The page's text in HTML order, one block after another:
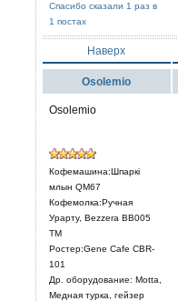
Спасибо сказали 1 раз в
1 постах
Наверх
Osolemio
Osolemio
Кофемашина:Шпаркi
млын QM67
Кофемолка:Ручная
Урарту, Bezzera BB005
TM
Ростер:Gene Cafe CBR-
101
Др. оборудование: Motta,
Медная турка, гейзер